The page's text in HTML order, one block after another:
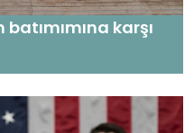
karşı